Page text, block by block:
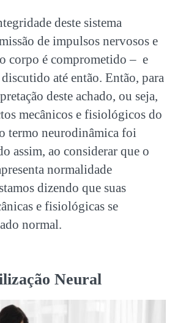
deste sistema
de impulsos nervosos e
corpo é comprometido – e
até então. Então, para
deste achado, ou seja,
mecânicos e fisiológicos do
termo neurodinâmica foi
assim, ao considerar que o
normalidade
dizendo que suas
e fisiológicas se
normal.
Neural